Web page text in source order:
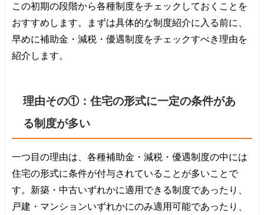
この初期の段階から各種制度をチェックしておくことを
おすすめします。まずは具体的な制度紹介に入る前に、
早めに補助金・減税・優遇制度をチェックすべき理由を
紹介します。
理由その①：住宅の形式に一定の条件があ
る制度が多い
一つ目の理由は、各種補助金・減税・優遇制度の中には
住宅の形式に条件が付与されていることが多いことで
す。新築・中古いずれかに適用できる制度であったり、
戸建・マンションいずれかにのみ適用可能であったり、